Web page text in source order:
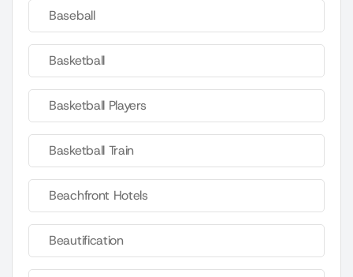
Baseball
Basketball
Basketball Players
Basketball Train
Beachfront Hotels
Beautification